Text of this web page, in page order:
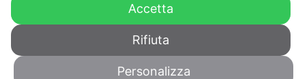
Lorem ipsum dolor sit amet
Accetta
Rifiuta
Personalizza